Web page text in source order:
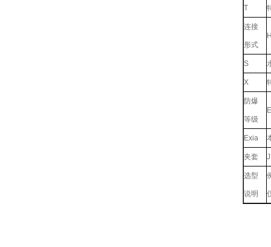
T
连接
形式
S
X
防爆
等级
Exia
夹套 J
选型
说明